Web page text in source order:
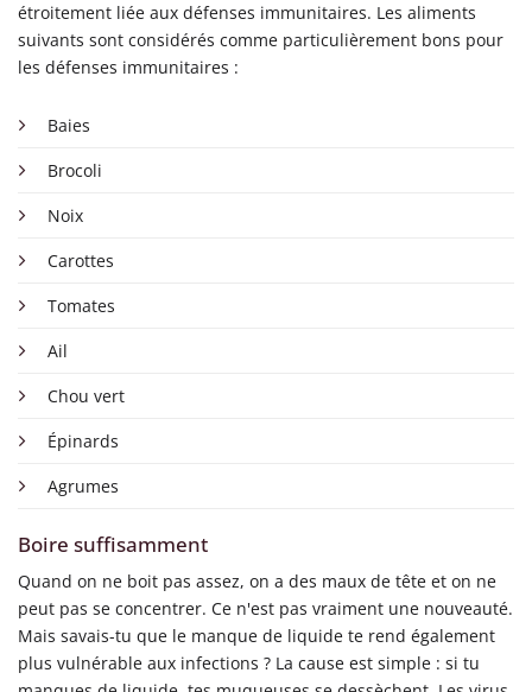
étroitement liée aux défenses immunitaires. Les aliments
suivants sont considérés comme particulièrement bons pour
les défenses immunitaires :
Baies
Brocoli
Noix
Carottes
Tomates
Ail
Chou vert
Épinards
Agrumes
Boire suffisamment
Quand on ne boit pas assez, on a des maux de tête et on ne
peut pas se concentrer. Ce n'est pas vraiment une nouveauté.
Mais savais-tu que le manque de liquide te rend également
plus vulnérable aux infections ? La cause est simple : si tu